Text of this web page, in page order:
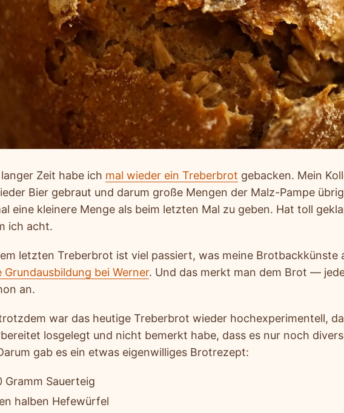
Zeit habe ich mal wieder ein Treberbrot gebacken. Mein
Bier gebraut und darum große Mengen der Malz-Pampe
eine kleinere Menge als beim letzten Mal zu geben. Hat toll
ich acht.
letzten Treberbrot ist viel passiert, was meine
Grundausbildung bei Werner. Und das merkt man dem Brot —
an.
war das heutige Treberbrot wieder hochexperimentell,
losgelegt und nicht bemerkt habe, dass es nur noch
gab es ein etwas eigenwilliges Brotrezept:
Gramm Sauerteig
halben Hefewürfel